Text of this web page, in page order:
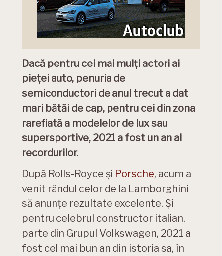
Dacă pentru cei mai mulți actori ai
pieței auto, penuria de
semiconductori de anul trecut a dat
mari bătăi de cap, pentru cei din zona
rarefiată a modelelor de lux sau
supersportive, 2021 a fost un an al
recordurilor.
După Rolls-Royce și Porsche, acum a
venit rândul celor de la Lamborghini
să anunțe rezultate excelente. Și
pentru celebrul constructor italian,
parte din Grupul Volkswagen, 2021 a
fost cel mai bun an din istoria sa, în